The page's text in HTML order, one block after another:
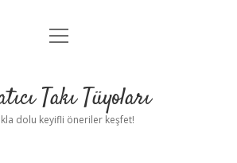
Anasayfa
Yasal Uyarı
menüyü
Takı Tüyoları
dolu keyifli öneriler keşfet!